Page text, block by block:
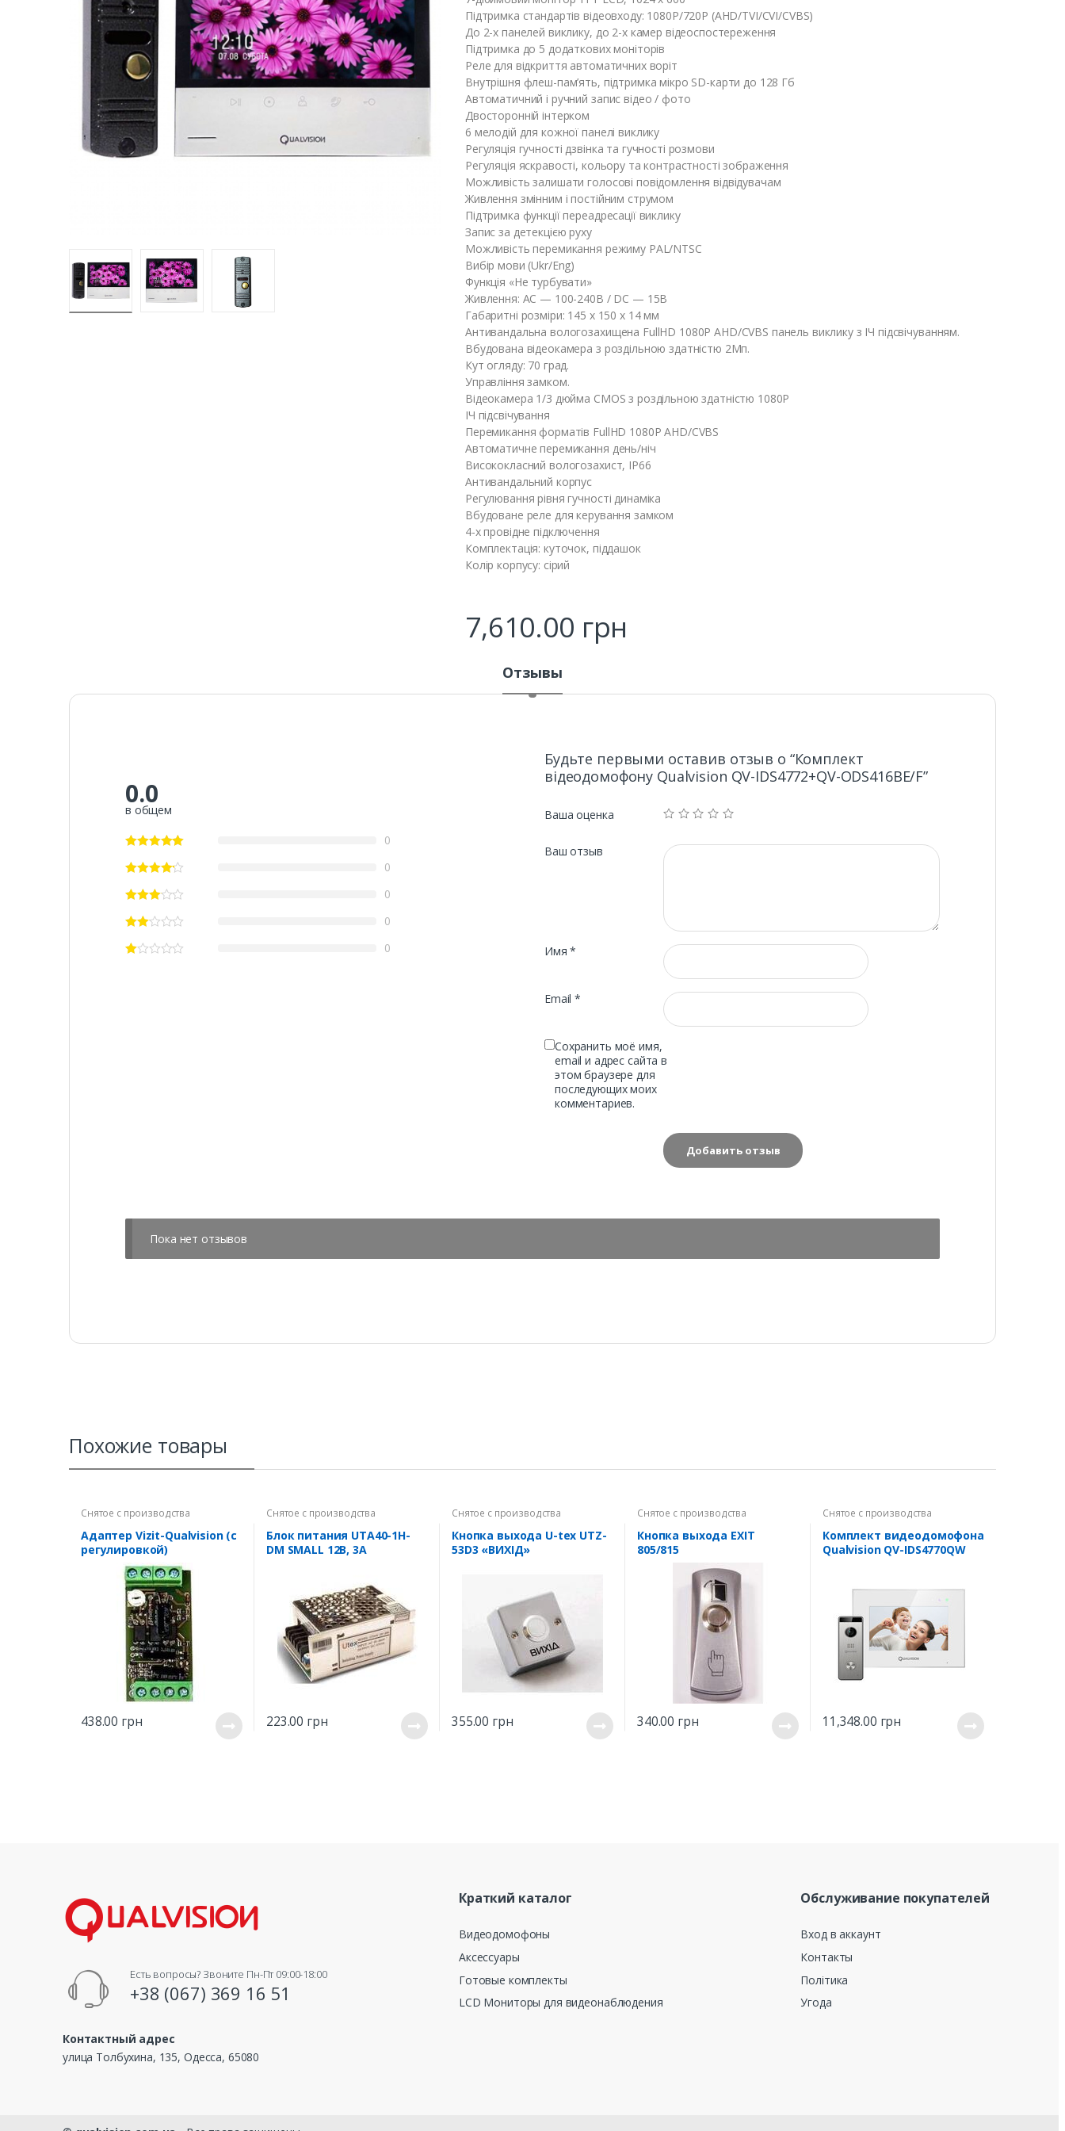
Підтримка стандартів відеовходу: 1080P/720P (AHD/TVI/CVI/CVBS)
До 2-х панелей виклику, до 2-х камер відеоспостереження
Підтримка до 5 додаткових моніторів
Реле для відкриття автоматичних воріт
Внутрішня флеш-пам’ять, підтримка мікро SD-карти до 128 Гб
Автоматичний і ручний запис відео / фото
Двосторонній інтерком
6 мелодій для кожної панелі виклику
Регуляція гучності дзвінка та гучності розмови
Регуляція яскравості, кольору та контрастності зображення
Можливість залишати голосові повідомлення відвідувачам
Живлення змінним і постійним струмом
Підтримка функції переадресації виклику
Запис за детекцією руху
Можливість перемикання режиму PAL/NTSC
Вибір мови (Ukr/Eng)
Функція «Не турбувати»
Живлення: AC — 100-240В / DC — 15В
Габаритні розміри: 145 x 150 x 14 мм
Антивандальна вологозахищена FullHD 1080P AHD/CVBS панель виклику з ІЧ підсвічуванням.
Вбудована відеокамера з роздільною здатністю 2Мп.
Кут огляду: 70 град.
Управління замком.
Відеокамера 1/3 дюйма CMOS з роздільною здатністю 1080P
ІЧ підсвічування
Перемикання форматів FullHD 1080P AHD/CVBS
Автоматичне перемикання день/ніч
Висококласний вологозахист, IP66
Антивандальний корпус
Регулювання рівня гучності динаміка
Вбудоване реле для керування замком
4-х провідне підключення
Комплектація: куточок, піддашок
Колір корпусу: сірий
7,610.00 грн
Отзывы
0.0
в общем
0
0
0
0
0
Будьте первыми оставив отзыв о “Комплект
відеодомофону Qualvision QV-IDS4772+QV-ODS416BE/F”
Ваша оценка
Ваш отзыв
Имя*
Email*
Сохранить моё имя,
email и адрес сайта в
этом браузере для
последующих моих
комментариев.
Пока нет отзывов
Похожие товары
Снятое с производства
Адаптер Vizit-Qualvision (с
регулировкой)
438.00 грн
Снятое с производства
Блок питания UTA40-1H-
DM SMALL 12В, 3А
223.00 грн
Снятое с производства
Кнопка выхода U-tex UTZ-
53D3 «ВИХІД»
355.00 грн
Снятое с производства
Кнопка выхода EXIT
805/815
340.00 грн
Снятое с производства
Комплект видеодомофона
Qualvision QV-IDS4770QW
11,348.00 грн
Есть вопросы? Звоните Пн-Пт 09:00-18:00
+38 (067) 369 16 51
Контактный адрес
улица Толбухина, 135, Одесса, 65080
Краткий каталог
Видеодомофоны
Аксессуары
Готовые комплекты
LCD Мониторы для видеонаблюдения
Обслуживание покупателей
Вход в аккаунт
Контакты
Політика
Угода